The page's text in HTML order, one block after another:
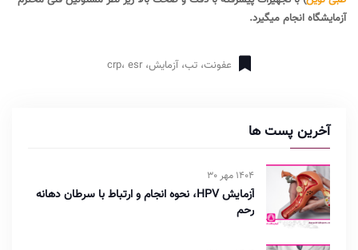
آزمایشگاه انجام میگیرد.
عفونت، تب، آزمایش، crp، esr
آخرین پست ها
1404 مهر 30
آزمایش HPV، نحوه انجام و ارتباط با سرطان دهانه
رحم